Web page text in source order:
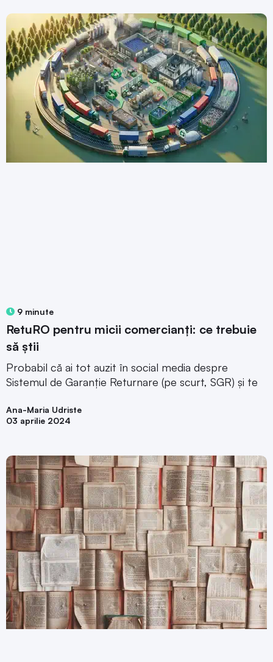
9 minute
RetuRO pentru micii comercianți: ce trebuie
să știi
Probabil că ai tot auzit în social media despre
Sistemul de Garanție Returnare (pe scurt, SGR) și te
Ana-Maria Udriste
03 aprilie 2024